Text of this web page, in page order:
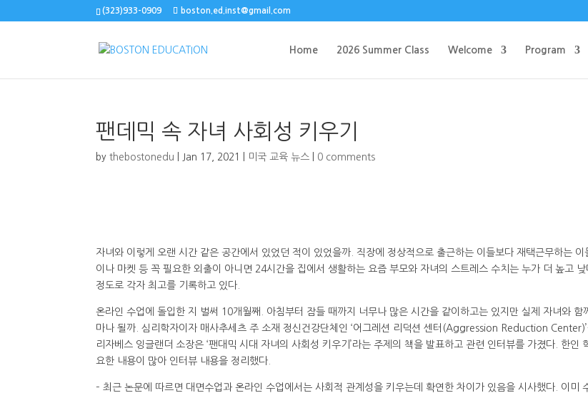
(323)933-0909 boston.ed.inst@gmail.com
Home 2026 Summer Class Welcome Program
팬데믹 속 자녀 사회성 키우기
bythebostonedu Jan 17, 2021 미국 교육 뉴스 0 comments
자녀와 이렇게 오랜 시간 같은 공간에서 있었던 적이 있었을까. 직장에 정상적으로 출근하는 이들보다 재택근무하는 이
이나 마켓 등 꼭 필요한 외출이 아니면 24시간을 집에서 생활하는 요즘 부모와 자녀의 스트레스 수치는 누가 더 높고
정도로 각자 최고를 기록하고 있다.
온라인 수업에 돌입한 지 벌써 10개월째. 아침부터 잠들 때까지 너무나 많은 시간을 같이하고는 있지만 실제 자녀와 함
마나 될까. 심리학자이자 매사추세츠 주 소재 정신건강단체인 ‘어그레션 리덕션 센터(Aggression Reduction
리자베스 잉글랜더 소장은 ‘팬대믹 시대 자녀의 사회성 키우기’라는 주제의 책을 발표하고 관련 인터뷰를 가졌다. 한인
요한 내용이 많아 인터뷰 내용을 정리했다.
– 최근 논문에 따르면 대면수업과 온라인 수업에서는 사회적 관계성을 키우는데 확연한 차이가 있음을 시사했다. 이미